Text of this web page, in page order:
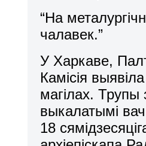
“На
чалавек.”
У Харкаве,
Камісія
магілах. Трупы
выкалатымі
18